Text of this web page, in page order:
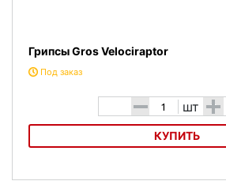
Грипсы Gros Velociraptor
Под заказ
- шт +
КУПИТЬ